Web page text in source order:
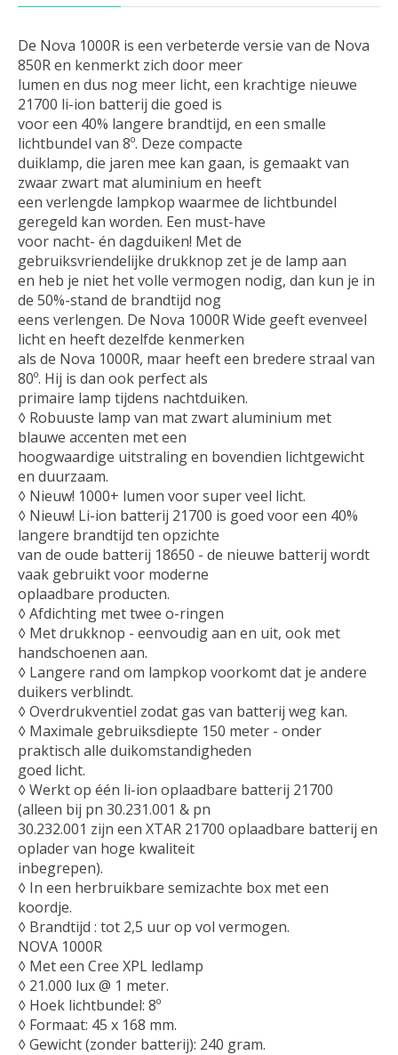
De Nova 1000R is een verbeterde versie van de Nova
850R en kenmerkt zich door meer
lumen en dus nog meer licht, een krachtige nieuwe
21700 li-ion batterij die goed is
voor een 40% langere brandtijd, en een smalle
lichtbundel van 8º. Deze compacte
duiklamp, die jaren mee kan gaan, is gemaakt van
zwaar zwart mat aluminium en heeft
een verlengde lampkop waarmee de lichtbundel
geregeld kan worden. Een must-have
voor nacht- én dagduiken! Met de
gebruiksvriendelijke drukknop zet je de lamp aan
en heb je niet het volle vermogen nodig, dan kun je in
de 50%-stand de brandtijd nog
eens verlengen. De Nova 1000R Wide geeft evenveel
licht en heeft dezelfde kenmerken
als de Nova 1000R, maar heeft een bredere straal van
80º. Hij is dan ook perfect als
primaire lamp tijdens nachtduiken.
◊ Robuuste lamp van mat zwart aluminium met
blauwe accenten met een
hoogwaardige uitstraling en bovendien lichtgewicht
en duurzaam.
◊ Nieuw! 1000+ lumen voor super veel licht.
◊ Nieuw! Li-ion batterij 21700 is goed voor een 40%
langere brandtijd ten opzichte
van de oude batterij 18650 - de nieuwe batterij wordt
vaak gebruikt voor moderne
oplaadbare producten.
◊ Afdichting met twee o-ringen
◊ Met drukknop - eenvoudig aan en uit, ook met
handschoenen aan.
◊ Langere rand om lampkop voorkomt dat je andere
duikers verblindt.
◊ Overdrukventiel zodat gas van batterij weg kan.
◊ Maximale gebruiksdiepte 150 meter - onder
praktisch alle duikomstandigheden
goed licht.
◊ Werkt op één li-ion oplaadbare batterij 21700
(alleen bij pn 30.231.001 & pn
30.232.001 zijn een XTAR 21700 oplaadbare batterij en
oplader van hoge kwaliteit
inbegrepen).
◊ In een herbruikbare semizachte box met een
koordje.
◊ Brandtijd : tot 2,5 uur op vol vermogen.
NOVA 1000R
◊ Met een Cree XPL ledlamp
◊ 21.000 lux @ 1 meter.
◊ Hoek lichtbundel: 8º
◊ Formaat: 45 x 168 mm.
◊ Gewicht (zonder batterij): 240 gram.